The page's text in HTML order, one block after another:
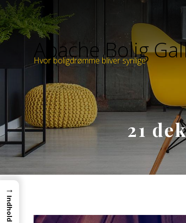
Apache Bolig
Hvor boligdrømme bliver synlige
21
→
Indhold